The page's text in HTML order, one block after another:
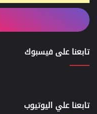
تابعنا على فيسبوك
تابعنا علي اليوتيوب